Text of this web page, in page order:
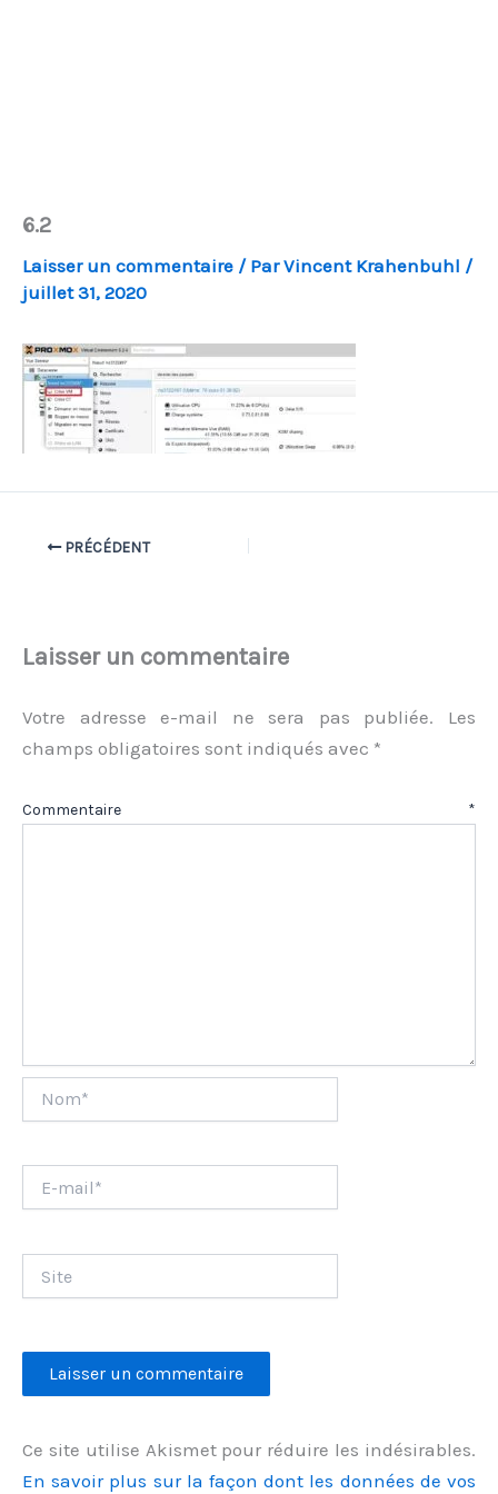
6.2
Laisser un commentaire / ParVincent Krahenbuhl /
juillet 31, 2020
PRÉCÉDENT
Laisser un commentaire
Votre adresse e-mail ne sera pas publiée.
Les
champs obligatoires sont indiqués avec *
Commentaire *
mail*
Ce site utilise Akismet pour réduire les indésirables.
En savoir plus sur la façon dont les données de vos